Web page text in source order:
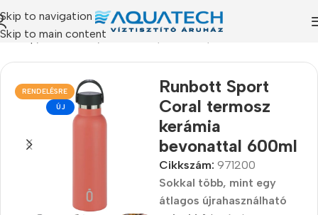
Skip to navigation
Skip to main content
/Termékeink/Termoszok, kulacsok, ételhordók
RENDELÉSRE
ÚJ
Runbott Sport
Coral termosz
kerámia
bevonattal 600ml
Cikkszám: 971200
Sokkal több, mint egy
átlagos újrahasználható